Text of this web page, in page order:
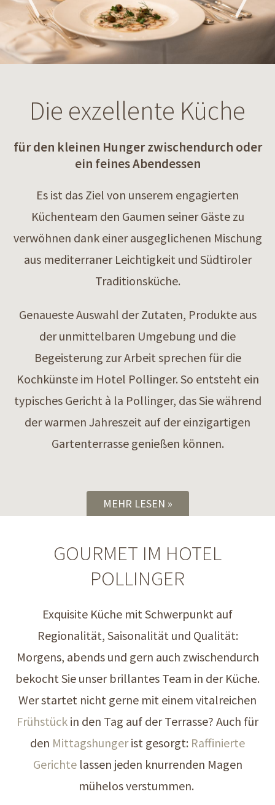
Die exzellente Küche
für den kleinen Hunger zwischendurch oder
ein feines Abendessen
Es ist das Ziel von unserem engagierten
Küchenteam den Gaumen seiner Gäste zu
verwöhnen dank einer ausgeglichenen Mischung
aus mediterraner Leichtigkeit und Südtiroler
Traditionsküche.
Genaueste Auswahl der Zutaten, Produkte aus
der unmittelbaren Umgebung und die
Begeisterung zur Arbeit sprechen für die
Kochkünste im Hotel Pollinger. So entsteht ein
typisches Gericht à la Pollinger, das Sie während
der warmen Jahreszeit auf der einzigartigen
Gartenterrasse genießen können.
MEHR LESEN
GOURMET IM HOTEL
POLLINGER
Exquisite Küche mit Schwerpunkt auf
Regionalität, Saisonalität und Qualität:
Morgens, abends und gern auch zwischendurch
bekocht Sie unser brillantes Team in der Küche.
Wer startet nicht gerne mit einem vitalreichen
Frühstück in den Tag auf der Terrasse? Auch für
den Mittagshungerist gesorgt: Raffinierte
Gerichtelassen jeden knurrenden Magen
mühelos verstummen.